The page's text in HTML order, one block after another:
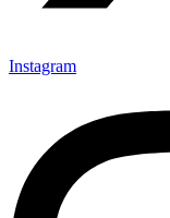
Instagram